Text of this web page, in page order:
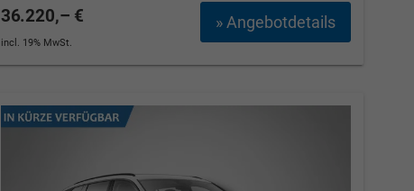
» Angebotdetails
36.220,– €
incl. 19% MwSt.